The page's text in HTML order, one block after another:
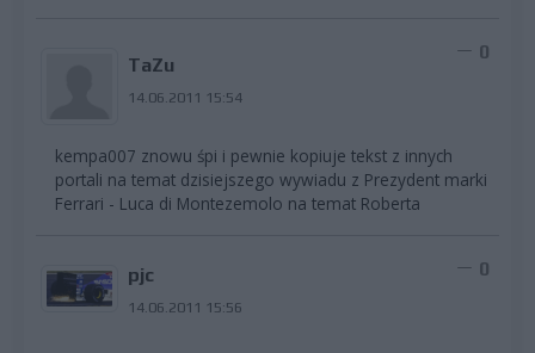
TaZu
14.06.2011 15:54
0
kempa007 znowu śpi i pewnie kopiuje tekst z innych
portali na temat dzisiejszego wywiadu z Prezydent marki
Ferrari - Luca di Montezemolo na temat Roberta
pjc
14.06.2011 15:56
0